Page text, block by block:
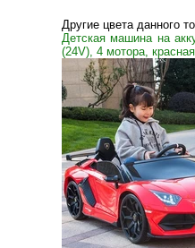
Другие цвета данного
Детская машина на
(24V), 4 мотора, красная